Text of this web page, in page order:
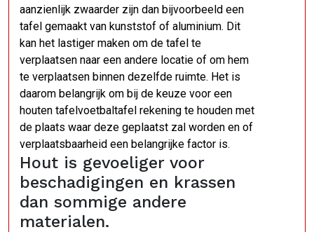
aanzienlijk zwaarder zijn dan bijvoorbeeld een
tafel gemaakt van kunststof of aluminium. Dit
kan het lastiger maken om de tafel te
verplaatsen naar een andere locatie of om hem
te verplaatsen binnen dezelfde ruimte. Het is
daarom belangrijk om bij de keuze voor een
houten tafelvoetbaltafel rekening te houden met
de plaats waar deze geplaatst zal worden en of
verplaatsbaarheid een belangrijke factor is.
Hout is gevoeliger voor
beschadigingen en krassen
dan sommige andere
materialen.